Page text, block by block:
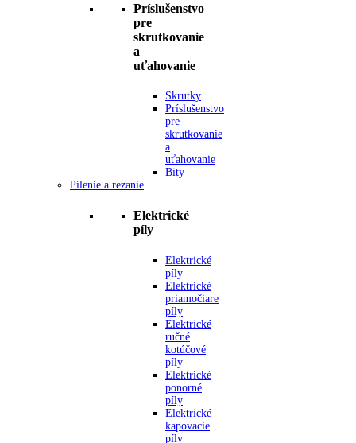
Príslušenstvo
pre
skrutkovanie
a
uťahovanie
Skrutky
Príslušenstvo
pre
skrutkovanie
a
uťahovanie
Bity
Pílenie a rezanie
Elektrické
píly
Elektrické
píly
Elektrické
priamočiare
píly
Elektrické
ručné
kotúčové
píly
Elektrické
ponorné
píly
Elektrické
kapovacie
píly